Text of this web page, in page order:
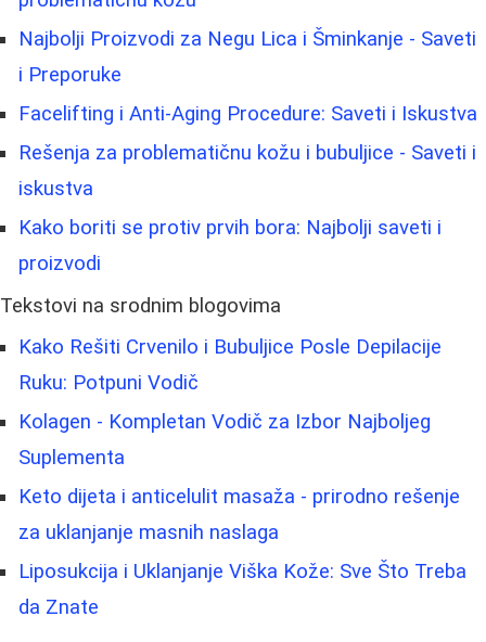
Najbolji Proizvodi za Negu Lica i Šminkanje - Saveti
i Preporuke
Facelifting i Anti-Aging Procedure: Saveti i Iskustva
Rešenja za problematičnu kožu i bubuljice - Saveti i
iskustva
Kako boriti se protiv prvih bora: Najbolji saveti i
proizvodi
Tekstovi na srodnim blogovima
Kako Rešiti Crvenilo i Bubuljice Posle Depilacije
Ruku: Potpuni Vodič
Kolagen - Kompletan Vodič za Izbor Najboljeg
Suplementa
Keto dijeta i anticelulit masaža - prirodno rešenje
za uklanjanje masnih naslaga
Liposukcija i Uklanjanje Viška Kože: Sve Što Treba
da Znate